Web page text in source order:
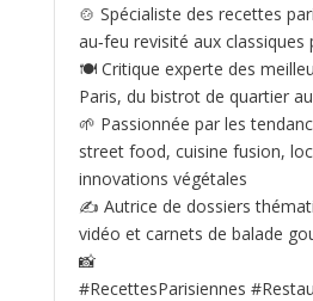
🍲 Spécialiste des recettes
au‑feu revisité aux classiques
🍽️ Critique experte des
Paris, du bistrot de quartier
🌱 Passionnée par les
street food, cuisine fusion,
innovations végétales
✍️ Autrice de dossiers
vidéo et carnets de balade
📸
#RecettesParisiennes